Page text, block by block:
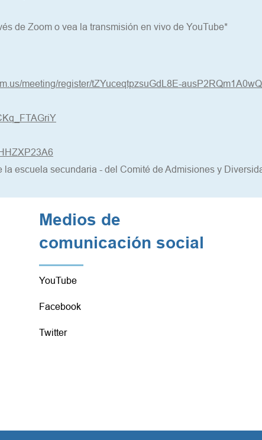
de Zoom o vea la transmisión en vivo de YouTube*
meeting/register/tZYuceqtpzsuGdL8E-
la escuela secundaria - del Comité de Admisiones y
Medios de
comunicación social
YouTube
Facebook
Twitter